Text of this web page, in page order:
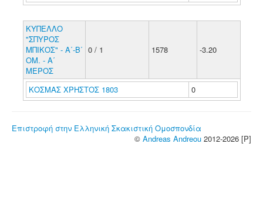
ΚΥΠΕΛΛΟ
"ΣΠΥΡΟΣ
ΜΠΙΚΟΣ" - Α΄-Β΄
ΟΜ. - Α΄
ΜΕΡΟΣ
0 / 1 1578 -3.20
ΚΟΣΜΑΣ ΧΡΗΣΤΟΣ 1803 0
Επιστροφή στην Ελληνική Σκακιστική Ομοσπονδία
© Andreas Andreou 2012-2026 [P]